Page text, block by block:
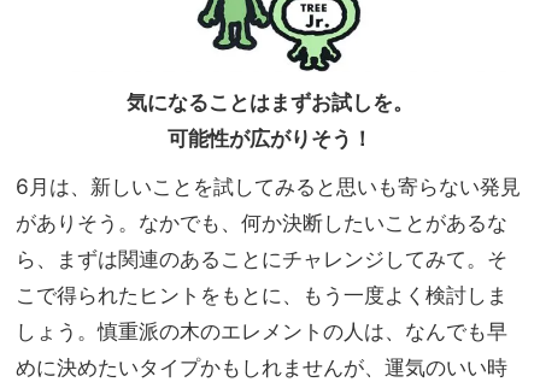
気になることはまずお試しを。
可能性が広がりそう！
6月は、新しいことを試してみると思いも寄らない発見
がありそう。なかでも、何か決断したいことがあるな
ら、まずは関連のあることにチャレンジしてみて。そ
こで得られたヒントをもとに、もう一度よく検討しま
しょう。慎重派の木のエレメントの人は、なんでも早
めに決めたいタイプかもしれませんが、運気のいい時